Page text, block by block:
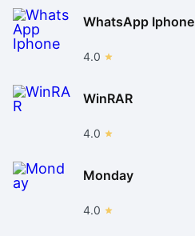
WhatsApp Iphone
4.0
WinRAR
4.0
Monday
4.0